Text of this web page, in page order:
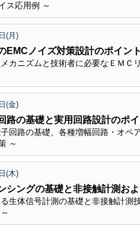
ス応用例 ～
(月)
EMCノイズ対策設計のポイ
カニズムと技術者に必要なＥＭ
(金)
路の基礎と実用回路設計のポ
回路の基礎、各種増幅回路・オ
～
(木)
シングの基礎と非接触計測お
生体信号計測の基礎と非接触計